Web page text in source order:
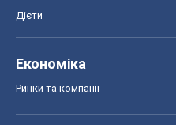
Дієти
Економіка
Ринки та компанії